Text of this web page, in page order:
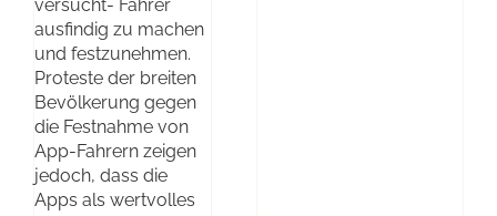
versucht- Fahrer
ausfindig zu machen
und festzunehmen.
Proteste der breiten
Bevölkerung gegen
die Festnahme von
App-Fahrern zeigen
jedoch, dass die
Apps als wertvolles